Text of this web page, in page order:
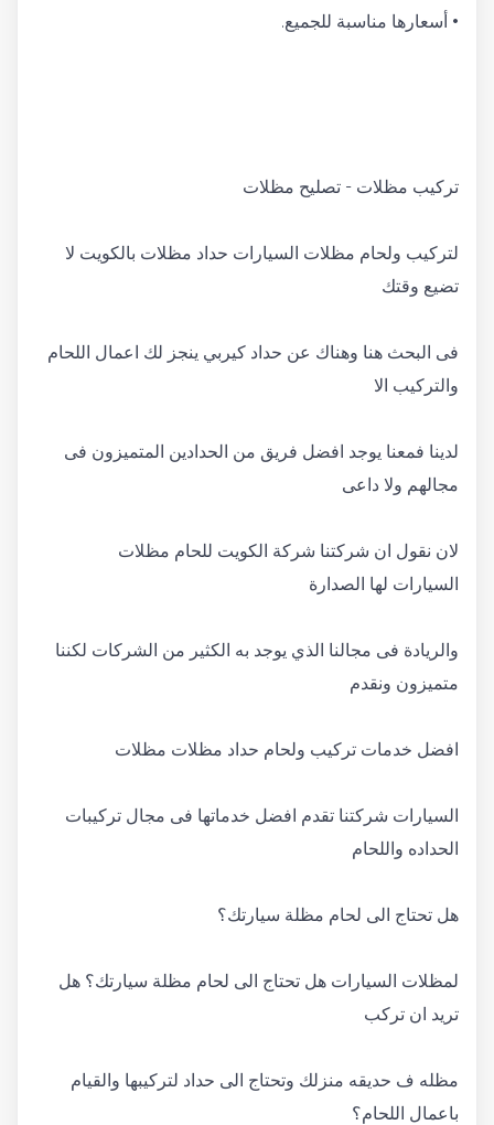
• أسعارها مناسبة للجميع.
تركيب مظلات - تصليح مظلات
لتركيب ولحام مظلات السيارات حداد مظلات بالكويت لا
تضيع وقتك
فى البحث هنا وهناك عن حداد كيربي ينجز لك اعمال اللحام
والتركيب الا
لدينا فمعنا يوجد افضل فريق من الحدادين المتميزون فى
مجالهم ولا داعى
لان نقول ان شركتنا شركة الكويت للحام مظلات
السيارات لها الصدارة
والريادة فى مجالنا الذي يوجد به الكثير من الشركات لكننا
متميزون ونقدم
افضل خدمات تركيب ولحام حداد مظلات مظلات
السيارات شركتنا تقدم افضل خدماتها فى مجال تركيبات
الحداده واللحام
هل تحتاج الى لحام مظلة سيارتك؟
لمظلات السيارات هل تحتاج الى لحام مظلة سيارتك؟ هل
تريد ان تركب
مظله ف حديقه منزلك وتحتاج الى حداد لتركيبها والقيام
باعمال اللحام؟